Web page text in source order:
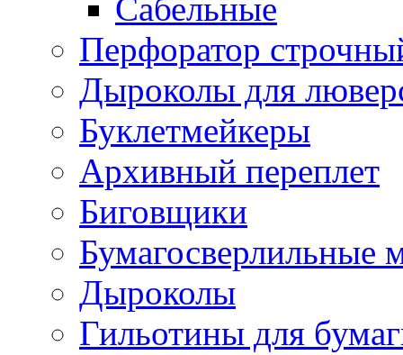
Сабельные
Перфоратор
Дыроколы для
Буклетмейкеры
Архивный переплет
Биговщики
Бумагосверлильные
Дыроколы
Гильотины для